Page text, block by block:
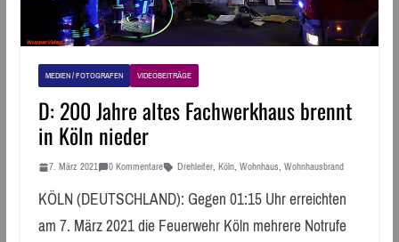
MEDIEN / FOTOGRAFEN VIDEOBEITRÄGE
D: 200 Jahre altes Fachwerkhaus brennt
in Köln nieder
7. März 2021 0 Kommentare Drehleiter, Köln, Wohnhaus, Wohnhausbrand
KÖLN (DEUTSCHLAND): Gegen 01:15​ Uhr erreichten
am 7. März 2021 die Feuerwehr Köln mehrere Notrufe